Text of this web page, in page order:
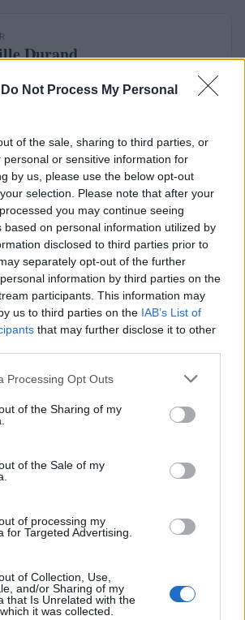
Do Not Process My Personal
of the sale, sharing to third parties, or
personal or sensitive information for
by us, please use the below opt-out
selection. Please note that after your
you may continue seeing
based on personal information utilized by
disclosed to third parties prior to
separately opt-out of the further
information by third parties on the
participants. This information may
us to third parties on the IAB’s List of
that may further disclose it to other
website/app uses one or more Google
or usage behaviour. You may click to
to Google and its third-party tags to
specified purposes in below Google
Processing Opt Outs
of the Sharing of my
of the Sale of my
of processing my
for Targeted Advertising.
of Collection, Use,
and/or Sharing of my
that Is Unrelated with the
it was collected.
Durand
lecture